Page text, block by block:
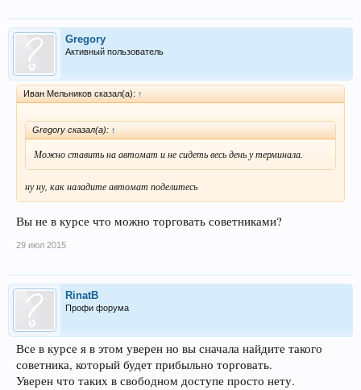
Gregory
Активный пользователь
Иван Мельников сказал(а): ↑
Gregory сказал(а): ↑
Можно ставить на автомат и не сидеть весь день у терминала.
ну ну, как наладите автомат поделитесь
Вы не в курсе что можно торговать советниками?
29 июл 2015
RinatB
Профи форума
Все в курсе я в этом уверен но вы сначала найдите такого
советника, который будет прибыльно торговать.
Уверен что таких в свободном доступе просто нету.